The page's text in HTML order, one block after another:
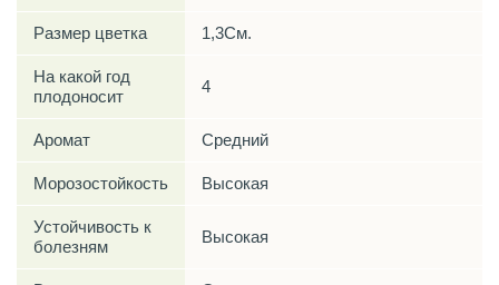
Размер цветка 1,3См.
На какой год
плодоносит
4
Аромат Средний
Морозостойкость Высокая
Устойчивость к
болезням
Высокая